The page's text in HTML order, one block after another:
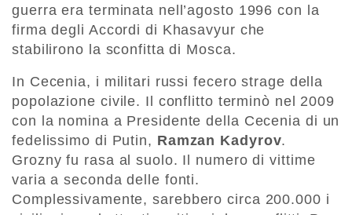
guerra era terminata nell’agosto 1996 con la
firma degli Accordi di Khasavyur che
stabilirono la sconfitta di Mosca.
In Cecenia, i militari russi fecero strage della
popolazione civile. Il conflitto terminò nel 2009
con la nomina a Presidente della Cecenia di un
fedelissimo di Putin, Ramzan Kadyrov.
Grozny fu rasa al suolo. Il numero di vittime
varia a seconda delle fonti.
Complessivamente, sarebbero circa 200.000 i